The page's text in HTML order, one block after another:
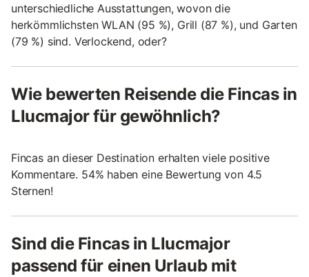
unterschiedliche Ausstattungen, wovon die
herkömmlichsten WLAN (95 %), Grill (87 %), und Garten
(79 %) sind. Verlockend, oder?
Wie bewerten Reisende die Fincas in
Llucmajor für gewöhnlich?
Fincas an dieser Destination erhalten viele positive
Kommentare. 54% haben eine Bewertung von 4.5
Sternen!
Sind die Fincas in Llucmajor
passend für einen Urlaub mit